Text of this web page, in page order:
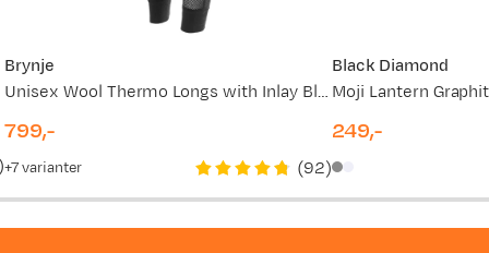
)
Brynje
Unisex Wool Thermo Longs with Inlay Black
799,-
7varianter (92)
Black Diamond
Moji Lantern
249,-